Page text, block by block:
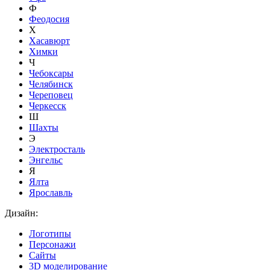
Ф
Феодосия
Х
Хасавюрт
Химки
Ч
Чебоксары
Челябинск
Череповец
Черкесск
Ш
Шахты
Э
Электросталь
Энгельс
Я
Ялта
Ярославль
Дизайн:
Логотипы
Персонажи
Сайты
3D моделирование